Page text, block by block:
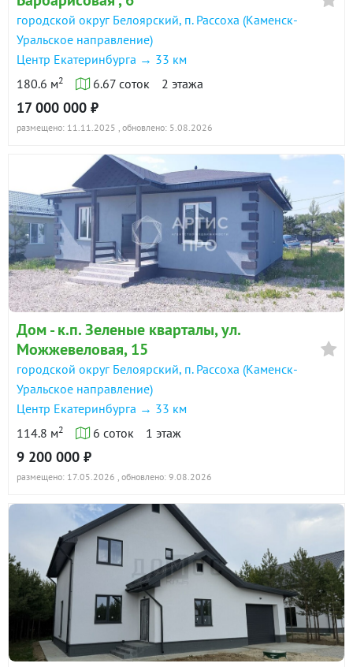
городской округ Белоярский, п. Рассоха (Каменск-
Уральское направление)
Центр Екатеринбурга → 33 км
180.6 м2 6.67 соток 2 этажа
17 000 000 ₽
размещено: 11.11.2025 , обновлено: 5.08.2026
Дом - к.п. Зеленые кварталы, ул.
Можжевеловая, 15
городской округ Белоярский, п. Рассоха (Каменск-
Уральское направление)
Центр Екатеринбурга → 33 км
114.8 м2 6 соток 1 этаж
9 200 000 ₽
размещено: 17.05.2026 , обновлено: 9.08.2026